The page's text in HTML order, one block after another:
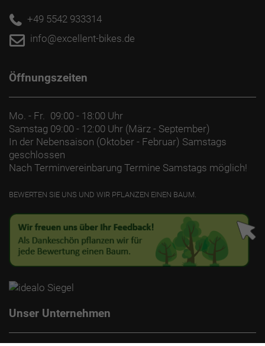
+49 5542 933314
info@excellent-bikes.de
Öffnungszeiten
Mo. - Fr. 09:00 - 18:00 Uhr
Samstag 09:00 - 12:00 Uhr (März - September)
In der Nebensaison (Oktober - Februar) Samstags
geschlossen
Nach Terminvereinbarung Termine Samstags möglich!
BEWERTEN SIE UNS UND WIR PFLANZEN EINEN BAUM.
Unser Unternehmen